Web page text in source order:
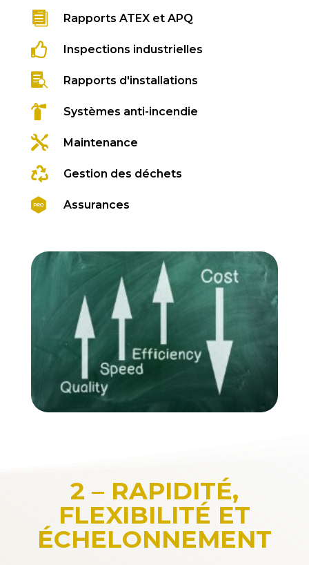
 Rapports ATEX et APQ
 Inspections industrielles
 Rapports d'installations
 Systèmes anti-incendie
 Maintenance
 Gestion des déchets
 Assurances
2 – RAPIDITÉ,
FLEXIBILITÉ ET
ÉCHELONNEMENT